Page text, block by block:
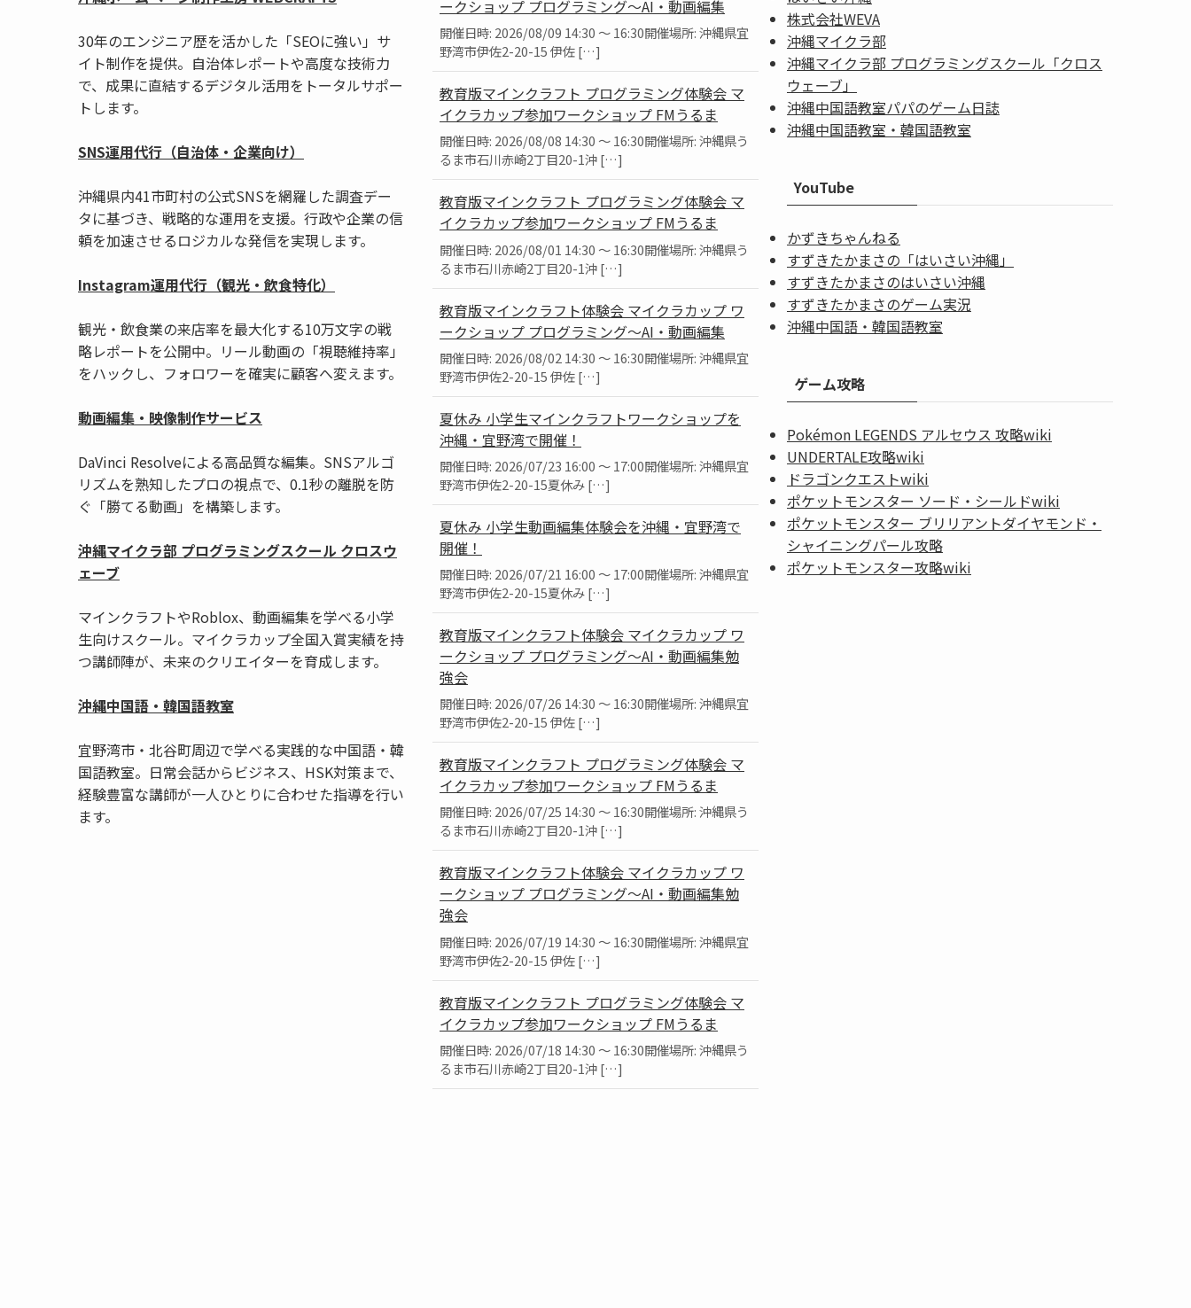
30年のエンジニア歴を活かした「SEOに強い」サ
イト制作を提供。自治体レポートや高度な技術力
で、成果に直結するデジタル活用をトータルサポー
トします。
SNS運用代行（自治体・企業向け）
沖縄県内41市町村の公式SNSを網羅した調査デー
タに基づき、戦略的な運用を支援。行政や企業の信
頼を加速させるロジカルな発信を実現します。
Instagram運用代行（観光・飲食特化）
観光・飲食業の来店率を最大化する10万文字の戦
略レポートを公開中。リール動画の「視聴維持率」
をハックし、フォロワーを確実に顧客へ変えます。
動画編集・映像制作サービス
DaVinci Resolveによる高品質な編集。SNSアルゴ
リズムを熟知したプロの視点で、0.1秒の離脱を防
ぐ「勝てる動画」を構築します。
沖縄マイクラ部 プログラミングスクール クロスウ
ェーブ
マインクラフトやRoblox、動画編集を学べる小学
生向けスクール。マイクラカップ全国入賞実績を持
つ講師陣が、未来のクリエイターを育成します。
沖縄中国語・韓国語教室
宜野湾市・北谷町周辺で学べる実践的な中国語・韓
国語教室。日常会話からビジネス、HSK対策まで、
経験豊富な講師が一人ひとりに合わせた指導を行い
ます。
ークショップ プログラミング～AI・動画編集
開催日時: 2026/08/09 14:30 ～ 16:30開催場所: 沖縄県宜
野湾市伊佐2-20-15 伊佐 […]
教育版マインクラフト プログラミング体験会 マ
イクラカップ参加ワークショップ FMうるま
開催日時: 2026/08/08 14:30 ～ 16:30開催場所: 沖縄県う
るま市石川赤崎2丁目20-1沖 […]
教育版マインクラフト プログラミング体験会 マ
イクラカップ参加ワークショップ FMうるま
開催日時: 2026/08/01 14:30 ～ 16:30開催場所: 沖縄県う
るま市石川赤崎2丁目20-1沖 […]
教育版マインクラフト体験会 マイクラカップ ワ
ークショップ プログラミング～AI・動画編集
開催日時: 2026/08/02 14:30 ～ 16:30開催場所: 沖縄県宜
野湾市伊佐2-20-15 伊佐 […]
夏休み 小学生マインクラフトワークショップを
沖縄・宜野湾で開催！
開催日時: 2026/07/23 16:00 ～ 17:00開催場所: 沖縄県宜
野湾市伊佐2-20-15夏休み […]
夏休み 小学生動画編集体験会を沖縄・宜野湾で
開催！
開催日時: 2026/07/21 16:00 ～ 17:00開催場所: 沖縄県宜
野湾市伊佐2-20-15夏休み […]
教育版マインクラフト体験会 マイクラカップ ワ
ークショップ プログラミング～AI・動画編集勉
強会
開催日時: 2026/07/26 14:30 ～ 16:30開催場所: 沖縄県宜
野湾市伊佐2-20-15 伊佐 […]
教育版マインクラフト プログラミング体験会 マ
イクラカップ参加ワークショップ FMうるま
開催日時: 2026/07/25 14:30 ～ 16:30開催場所: 沖縄県う
るま市石川赤崎2丁目20-1沖 […]
教育版マインクラフト体験会 マイクラカップ ワ
ークショップ プログラミング～AI・動画編集勉
強会
開催日時: 2026/07/19 14:30 ～ 16:30開催場所: 沖縄県宜
野湾市伊佐2-20-15 伊佐 […]
教育版マインクラフト プログラミング体験会 マ
イクラカップ参加ワークショップ FMうるま
開催日時: 2026/07/18 14:30 ～ 16:30開催場所: 沖縄県う
るま市石川赤崎2丁目20-1沖 […]
株式会社WEVA
沖縄マイクラ部
沖縄マイクラ部 プログラミングスクール「クロス
ウェーブ」
沖縄中国語教室パパのゲーム日誌
沖縄中国語教室・韓国語教室
YouTube
かずきちゃんねる
すずきたかまさの「はいさい沖縄」
すずきたかまさのはいさい沖縄
すずきたかまさのゲーム実況
沖縄中国語・韓国語教室
ゲーム攻略
Pokémon LEGENDS アルセウス 攻略wiki
UNDERTALE攻略wiki
ドラゴンクエストwiki
ポケットモンスター ソード・シールドwiki
ポケットモンスター ブリリアントダイヤモンド・
シャイニングパール攻略
ポケットモンスター攻略wiki